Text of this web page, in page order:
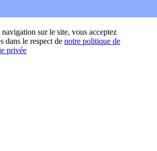
sur le site, vous acceptez
dans le respect de notre politique de
privée